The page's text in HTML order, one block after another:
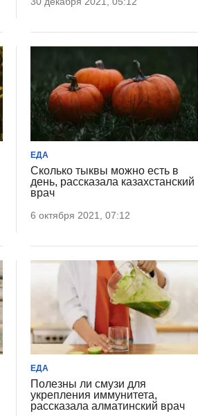
ЕДА
Сколько тыквы можно есть в
день, рассказала казахстанский
врач
6 октября 2021, 07:12
ЕДА
Полезны ли смузи для
укрепления иммунитета,
рассказала алматинский врач